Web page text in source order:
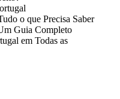
o que Precisa Saber
Guia Completo
em Todas as